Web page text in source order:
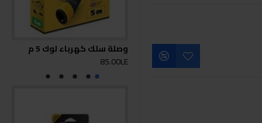
وصلة سلك كهرباء لوك 5 م
85.00LE